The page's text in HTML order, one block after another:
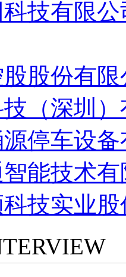
技有限公
股份有限
（深圳
源停车设
能技术
技实业